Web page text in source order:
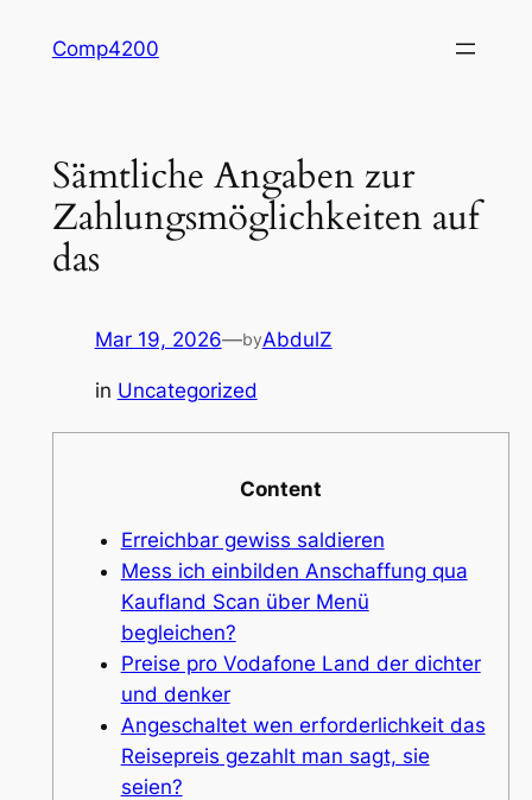
Comp4200
Sämtliche Angaben zur
Zahlungsmöglichkeiten auf
das
Mar 19, 2026—byAbdulZ
in Uncategorized
Content
Erreichbar gewiss saldieren
Mess ich einbilden Anschaffung qua
Kaufland Scan über Menü
begleichen?
Preise pro Vodafone Land der dichter
und denker
Angeschaltet wen erforderlichkeit das
Reisepreis gezahlt man sagt, sie
seien?